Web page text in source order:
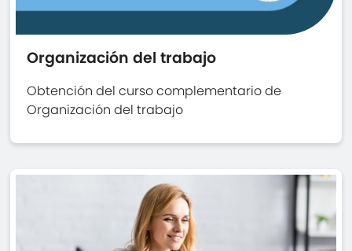
Organización del trabajo
Obtención del curso complementario de
Organización del trabajo